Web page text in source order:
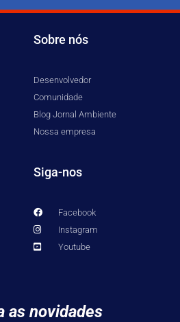
Sobre nós
Desenvolvedor
Comunidade
Blog Jornal Ambiente
Nossa empresa
Siga-nos
Facebook
Instagram
Youtube
as novidades